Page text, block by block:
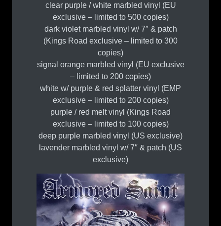
clear purple / white marbled vinyl (EU
exclusive – limited to 500 copies)
dark violet marbled vinyl w/ 7″ & patch
(Kings Road exclusive – limited to 300
copies)
signal orange marbled vinyl (EU exclusive
– limited to 200 copies)
white w/ purple & red splatter vinyl (EMP
exclusive – limited to 200 copies)
purple / red melt vinyl (Kings Road
exclusive – limited to 100 copies)
deep purple marbled vinyl (US exclusive)
lavender marbled vinyl w/ 7″ & patch (US
exclusive)